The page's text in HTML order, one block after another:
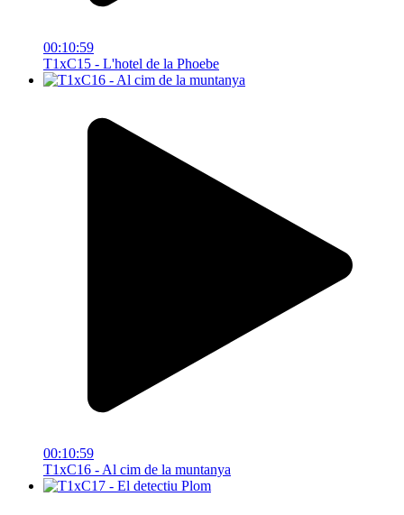
00:10:59
T1xC15 - L'hotel de la Phoebe
00:10:59
T1xC16 - Al cim de la muntanya